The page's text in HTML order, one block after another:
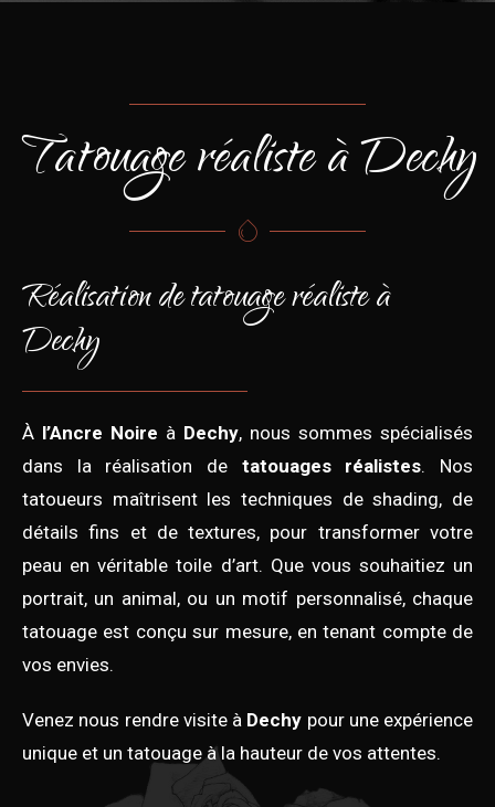
Tatouage réaliste à Dechy
Réalisation de tatouage réaliste à
Dechy
À l’Ancre Noire à Dechy, nous sommes spécialisés
dans la réalisation de tatouages réalistes. Nos
tatoueurs maîtrisent les techniques de shading, de
détails fins et de textures, pour transformer votre
peau en véritable toile d’art. Que vous souhaitiez un
portrait, un animal, ou un motif personnalisé, chaque
tatouage est conçu sur mesure, en tenant compte de
vos envies.
Venez nous rendre visite à Dechy pour une expérience
unique et un tatouage à la hauteur de vos attentes.